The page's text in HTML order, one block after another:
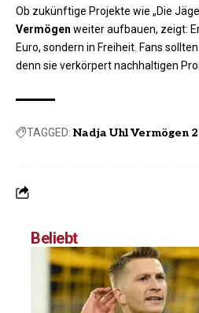
Ob zukünftige Projekte wie „Die
Vermögen weiter aufbauen, zeigt:
Euro, sondern in Freiheit. Fans
denn sie verkörpert nachhaltigen
TAGGED: Nadja Uhl Vermögen
Beliebt